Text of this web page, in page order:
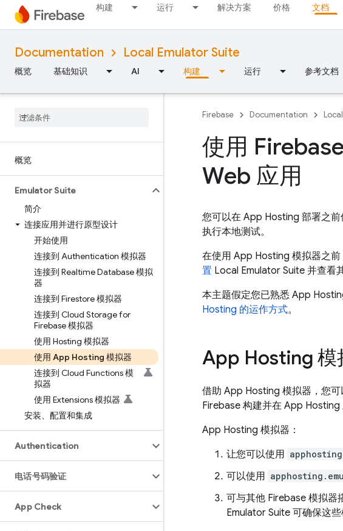
构建 运行 解决方案 价格 文档
Documentation Local Emulator Suite
概览 基础知识 AI 构建 运行 参考文档
概览
Emulator Suite
简介
连接应用并进行原型设计
开始使用
连接到 Authentication 模拟器
连接到 Realtime Database 模拟
器
连接到 Firestore 模拟器
连接到 Cloud Storage for
Firebase 模拟器
使用 Hosting 模拟器
使用 App Hosting 模拟器
连接到 Cloud Functions 模
拟器
使用 Extensions 模拟器
安装、配置和集成
Authentication
电话号码验证
App Check
Firebase Documentation
使用
Web 应用
您可以在 App Hosting 部署之前
执行本地测试。
在使用 App Hosting 模拟器之
置 Local Emulator Suite 并查看
本主题假定您已熟悉 App
Hosting 的运作方式。
App Hosting 模
借助 App Hosting 模拟器，您
Firebase 构建并在 App Hosting
App Hosting 模拟器：
让您可以使用
可以使用
可与其他 Firebase 模拟器
Emulator Suite 可确保这